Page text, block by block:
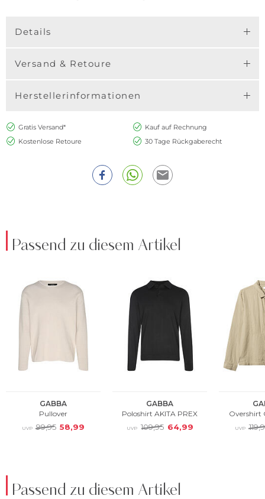
Details
Versand & Retoure
Herstellerinformationen
Gratis Versand*
Kauf auf Rechnung
Kostenlose Retoure
30 Tage Rückgaberecht
Passend zu diesem Artikel
Passend zu diesem Artikel